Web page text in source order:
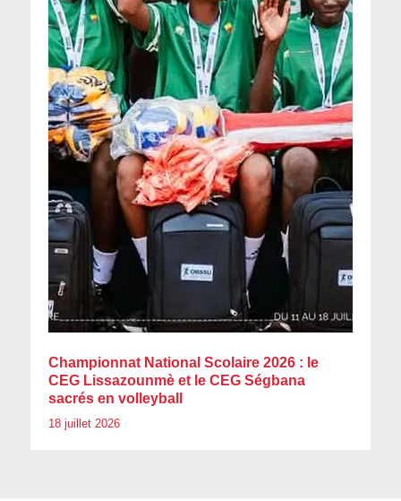
Championnat National Scolaire 2026 : le
CEG Lissazounmè et le CEG Ségbana
sacrés en volleyball
18 juillet 2026